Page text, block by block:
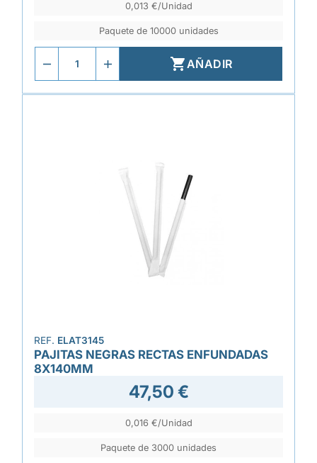
0,013 €/Unidad
Paquete de 10000 unidades
AÑADIR
REF. ELAT3145
PAJITAS NEGRAS RECTAS ENFUNDADAS
8X140MM
47,50 €
0,016 €/Unidad
Paquete de 3000 unidades